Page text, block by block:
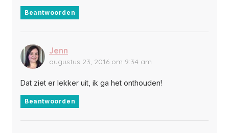
Beantwoorden
Jenn
augustus 23, 2016 om 9:34 am
Dat ziet er lekker uit, ik ga het onthouden!
Beantwoorden